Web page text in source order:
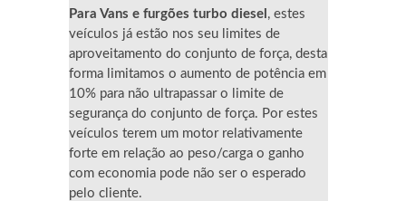
Para Vans e furgões turbo diesel , estes
veículos já estão nos seu limites de
aproveitamento do conjunto de força, desta
forma limitamos o aumento de potência em
10% para não ultrapassar o limite de
segurança do conjunto de força. Por estes
veículos terem um motor relativamente
forte em relação ao peso/carga o ganho
com economia pode não ser o esperado
pelo cliente.